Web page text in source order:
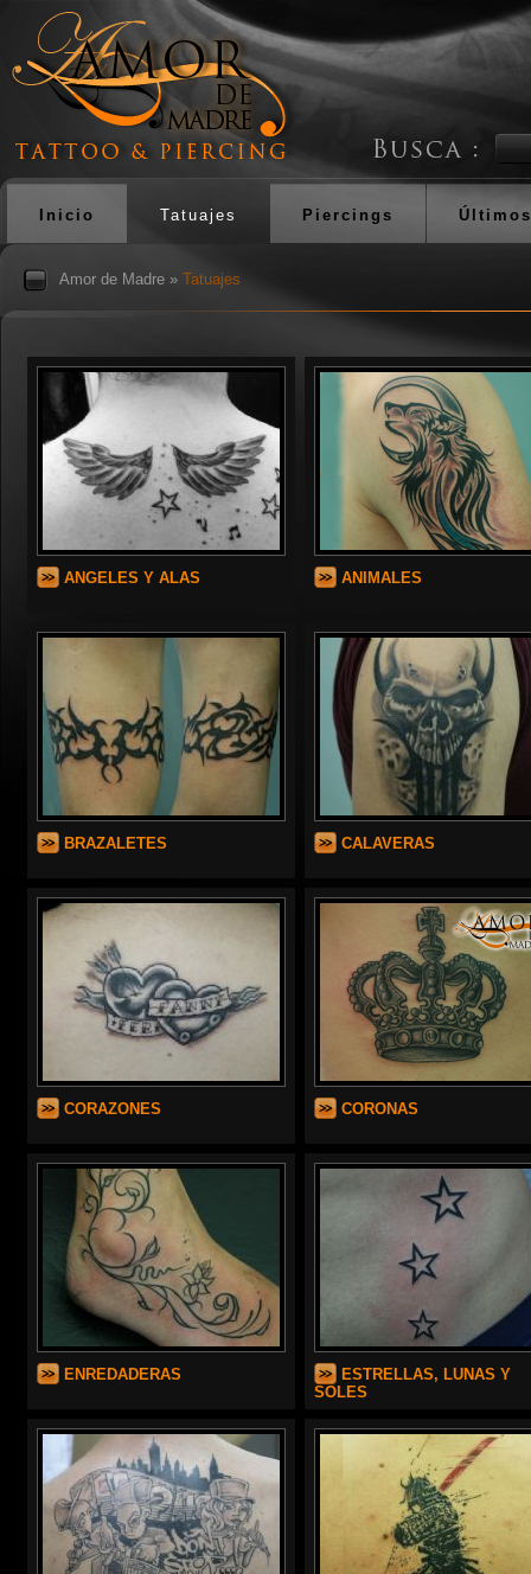
Inicio Tatuajes Piercings
Amor de Madre » Tatuajes
ANGELES Y ALAS ANIMALES
BRAZALETES CALAVERAS
CORAZONES CORONAS
ENREDADERAS
ESTRELLAS, LUNAS Y
SOLES